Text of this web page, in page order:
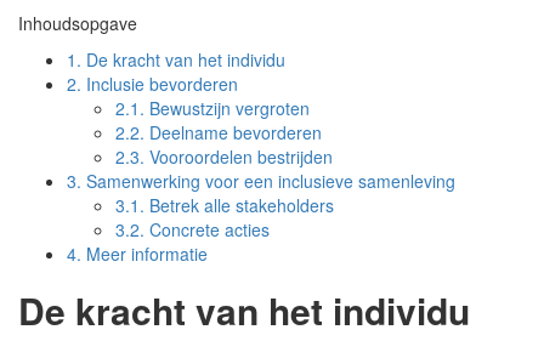
Inhoudsopgave
1. De kracht van het individu
2. Inclusie bevorderen
2.1. Bewustzijn vergroten
2.2. Deelname bevorderen
2.3. Vooroordelen bestrijden
3. Samenwerking voor een inclusieve samenleving
3.1. Betrek alle stakeholders
3.2. Concrete acties
4. Meer informatie
De kracht van het individu